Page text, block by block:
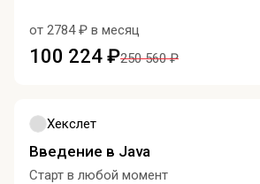
от 2784 ₽ в месяц
100 224 ₽250 560 ₽
Хекслет
Введение в Java
Старт в любой момент